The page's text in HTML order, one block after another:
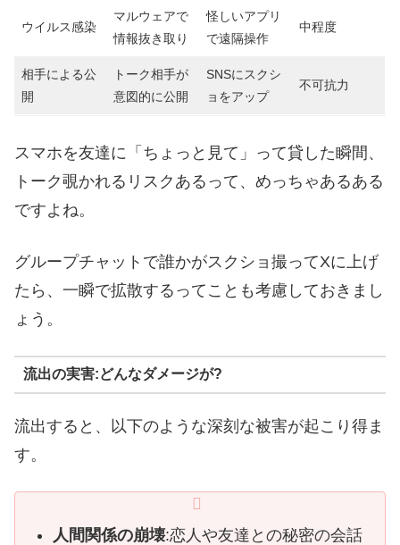
ウイルス感染
マルウェアで
情報抜き取り
怪しいアプリ
で遠隔操作
中程度
相手による公
開
トーク相手が
意図的に公開
SNSにスクシ
ョをアップ
不可抗力
スマホを友達に「ちょっと見て」って貸した瞬間、
トーク覗かれるリスクあるって、めっちゃあるある
ですよね。
グループチャットで誰かがスクショ撮ってXに上げ
たら、一瞬で拡散するってことも考慮しておきまし
ょう。
流出の実害:どんなダメージが?
流出すると、以下のような深刻な被害が起こり得ま
す。
人間関係の崩壊:恋人や友達との秘密の会話